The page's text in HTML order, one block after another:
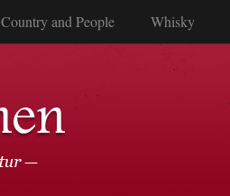
Country and People Whisky